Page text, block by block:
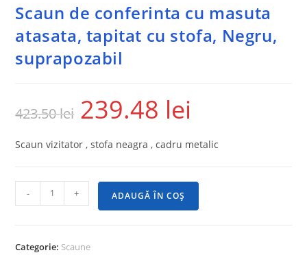
Scaun de conferinta cu masuta
atasata, tapitat cu stofa, Negru,
suprapozabil
423.50lei 239.48 lei
Scaun vizitator , stofa neagra , cadru metalic
- + ADAUGĂ ÎN COȘ
Categorie: Scaune